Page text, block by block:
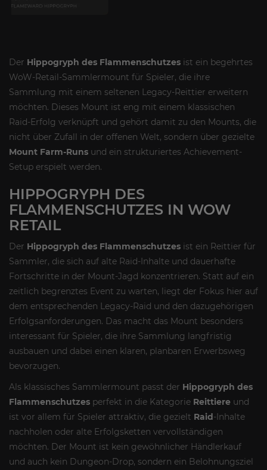
Der Hippogryph des Flammenschutzes ist ein begehrtes
WoW-Retail-Sammlermount für Spieler, die ihre
Sammlung mit einem seltenen Legacy-Reittier erweitern
möchten. Dieses Mount ist eng mit einem klassischen
Raid-Erfolg verknüpft und gehört damit zu den Mounts, die
nicht über Zufall in der offenen Welt, sondern über gezielte
Mount Farm-Runs und ein strukturiertes Achievement-
Setup erspielt werden.
HIPPOGRYPH DES
FLAMMENSCHUTZES IN WOW
RETAIL
Der Hippogryph des Flammenschutzes ist ein Reittier für
Sammler, die sich auf alte Raid-Inhalte und dauerhafte
Fortschritte in der Mount-Jagd konzentrieren. Statt auf ein
zeitlich begrenztes Event zu warten, liegt der Fokus hier auf
dem entsprechenden Legacy-Raid und den dazugehörigen
Erfolgsanforderungen. Das macht das Mount besonders
interessant für Spieler, die ihre Sammlung langfristig
ausbauen und dabei einen klaren, planbaren Erwerbsweg
bevorzugen.
Als klassisches Sammlermount passt der Hippogryph des
Flammenschutzes perfekt in die Kategorie Reittiere und
ist vor allem für Spieler attraktiv, die gezielt Raid-Inhalte
nachholen oder alte Erfolgsketten vervollständigen
möchten. Der Mount ist kein gewöhnlicher Händlerkauf
und auch kein Dungeon-Drop, sondern ein Belohnungsziel